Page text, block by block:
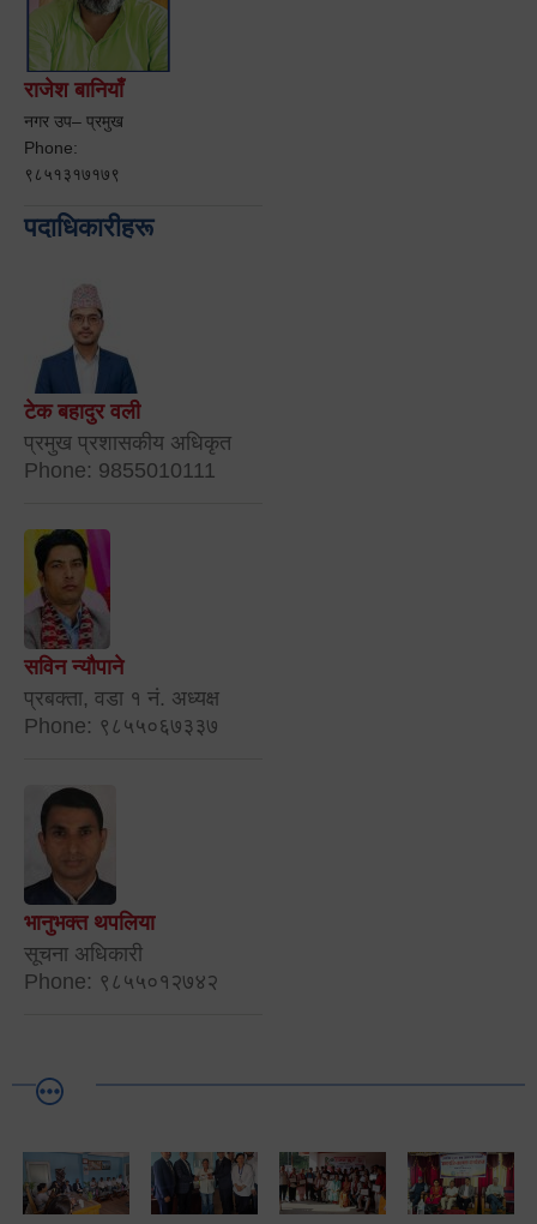
राजेश बानियाँ
नगर उप– प्रमुख
Phone:
९८५१३१७१७९
पदाधिकारीहरू
टेक बहादुर वली
प्रमुख प्रशासकीय अधिकृत
Phone: 9855010111
सविन न्यौपाने
प्रबक्ता, वडा १ नं. अध्यक्ष
Phone: ९८५५०६७३३७
भानुभक्त थपलिया
सूचना अधिकारी
Phone: ९८५५०१२७४२